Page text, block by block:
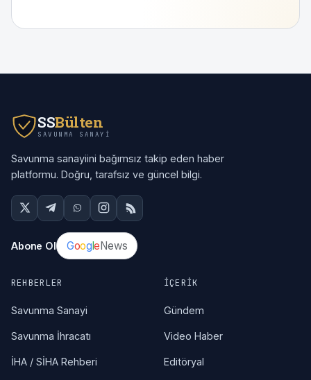
SSBülten
SAVUNMA SANAYI
Savunma sanayiini bağımsız takip eden haber
platformu. Doğru, tarafsız ve güncel bilgi.
Abone Ol GoogleNews
REHBERLER
Savunma Sanayi
Savunma İhracatı
İHA / SİHA Rehberi
İÇERIK
Gündem
Video Haber
Editöryal